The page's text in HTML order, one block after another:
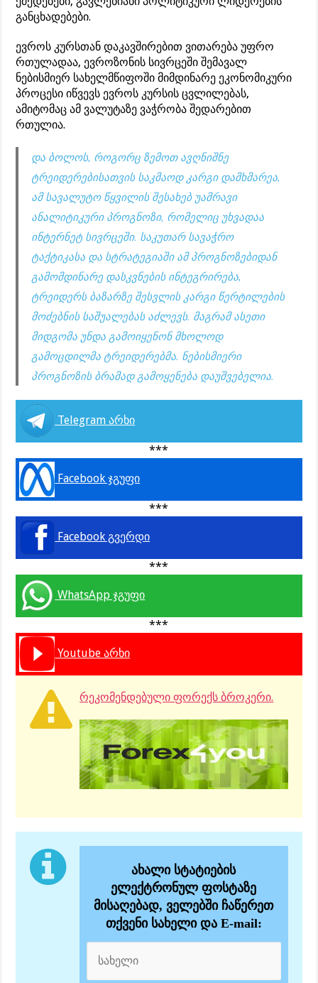
განცხადებები.
ევროს კურსთან დაკავშირებით ვითარება უფრო
რთულადაა, ევროზონის სივრცეში შემავალ
ნებისმიერ სახელმწიფოში მიმდინარე ეკონომიკური
პროცესი იწვევს ევროს კურსის ცვლილებას,
ამიტომაც ამ ვალუტაზე ვაჭრობა შედარებით
რთულია.
და ბოლოს, როგორც ზემოთ ავღნიშნე
ტრეიდერებისათვის საკმაოდ კარგი დამხმარეა,
ამ სავალუტო წყვილის შესახებ უამრავი
ანალიტიკური პროგნოზი, რომელიც უხვადაა
ინტერნეტ სივრცეში. საკუთარ სავაჭრო
ტაქტიკასა და სტრატეგიაში ამ პროგნოზებიდან
გამომდინარე დასკვნების ინტეგრირება,
ტრეიდერს ბაზარზე შესვლის კარგი წერტილების
მოძებნის საშუალებას აძლევს. მაგრამ ასეთი
მიდგომა უნდა გამოიყენონ მხოლოდ
გამოცდილმა ტრეიდერებმა. ნებისმიერი
პროგნოზის ბრამად გამოყენება დაუშვებელია.
Telegram არხი
***
Facebook ჯგუფი
***
Facebook გვერდი
***
WhatsApp ჯგუფი
***
Youtube არხი
რეკომენდებული ფორექს ბროკერი.
ახალი სტატიების
ელექტრონულ ფოსტაზე
მისაღებად, ველებში ჩაწერეთ
თქვენი სახელი და E-mail: